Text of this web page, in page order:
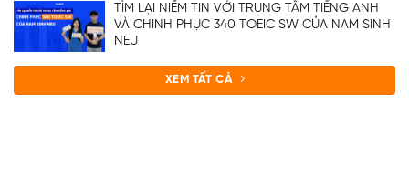
TÌM LẠI NIỀM TIN VỚI TRUNG TÂM TIẾNG ANH
VÀ CHINH PHỤC 340 TOEIC SW CỦA NAM SINH
NEU
XEM TẤT CẢ